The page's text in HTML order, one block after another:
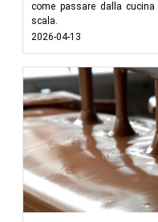
come passare dalla
scala.
2026-04-13